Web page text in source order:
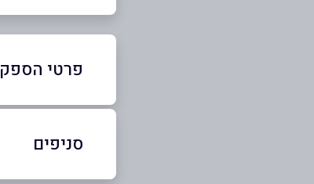
פרטי הספק
03-6889015
באתר
סניפים